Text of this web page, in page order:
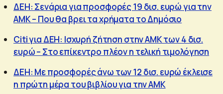
ΔΕΗ: Σενάρια για προσφορές 19 δισ. ευρώ για την
ΑΜΚ – Που θα βρει τα χρήματα το Δημόσιο
Citi για ΔΕΗ: Ισχυρή ζήτηση στην ΑΜΚ των 4 δισ.
ευρώ – Στο επίκεντρο πλέον η τελική τιμολόγηση
ΔΕΗ: Με προσφορές άνω των 12 δισ. ευρώ έκλεισε
η πρώτη μέρα του βιβλίου για την ΑΜΚ